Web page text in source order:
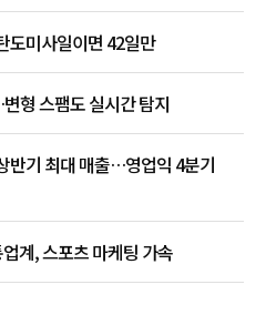
미사일이면 42일만
형 스팸도 실시간 탐지
반기 최대 매출…영업익 4분기
계, 스포츠 마케팅 가속